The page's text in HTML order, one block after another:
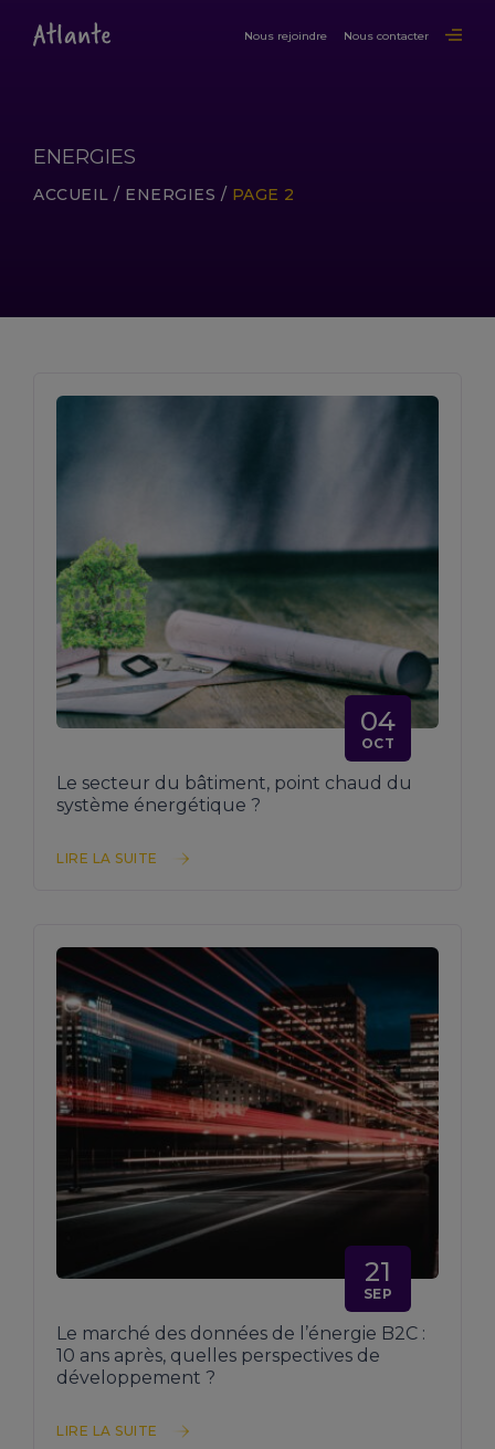
Nous rejoindre Nous contacter
ENERGIES
ACCUEIL / ENERGIES / PAGE 2
04
OCT
Le secteur du bâtiment, point chaud du
système énergétique ?
LIRE LA SUITE
21
SEP
Le marché des données de l’énergie B2C :
10 ans après, quelles perspectives de
développement ?
LIRE LA SUITE